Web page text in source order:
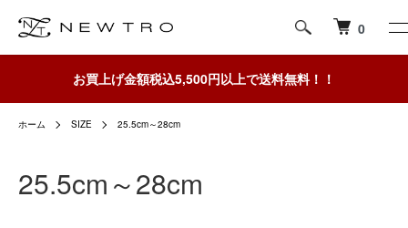
0
お買上げ金額税込5,500円以上で送料無料！！
ホーム SIZE 25.5cm～28cm
25.5cm～28cm